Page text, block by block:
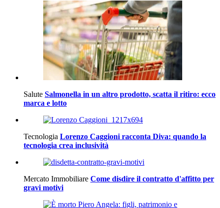
Salute Salmonella in un altro prodotto, scatta il ritiro: ecco
marca e lotto
Tecnologia Lorenzo Caggioni racconta Diva: quando la
tecnologia crea inclusività
Mercato Immobiliare Come disdire il contratto d'affitto per
gravi motivi